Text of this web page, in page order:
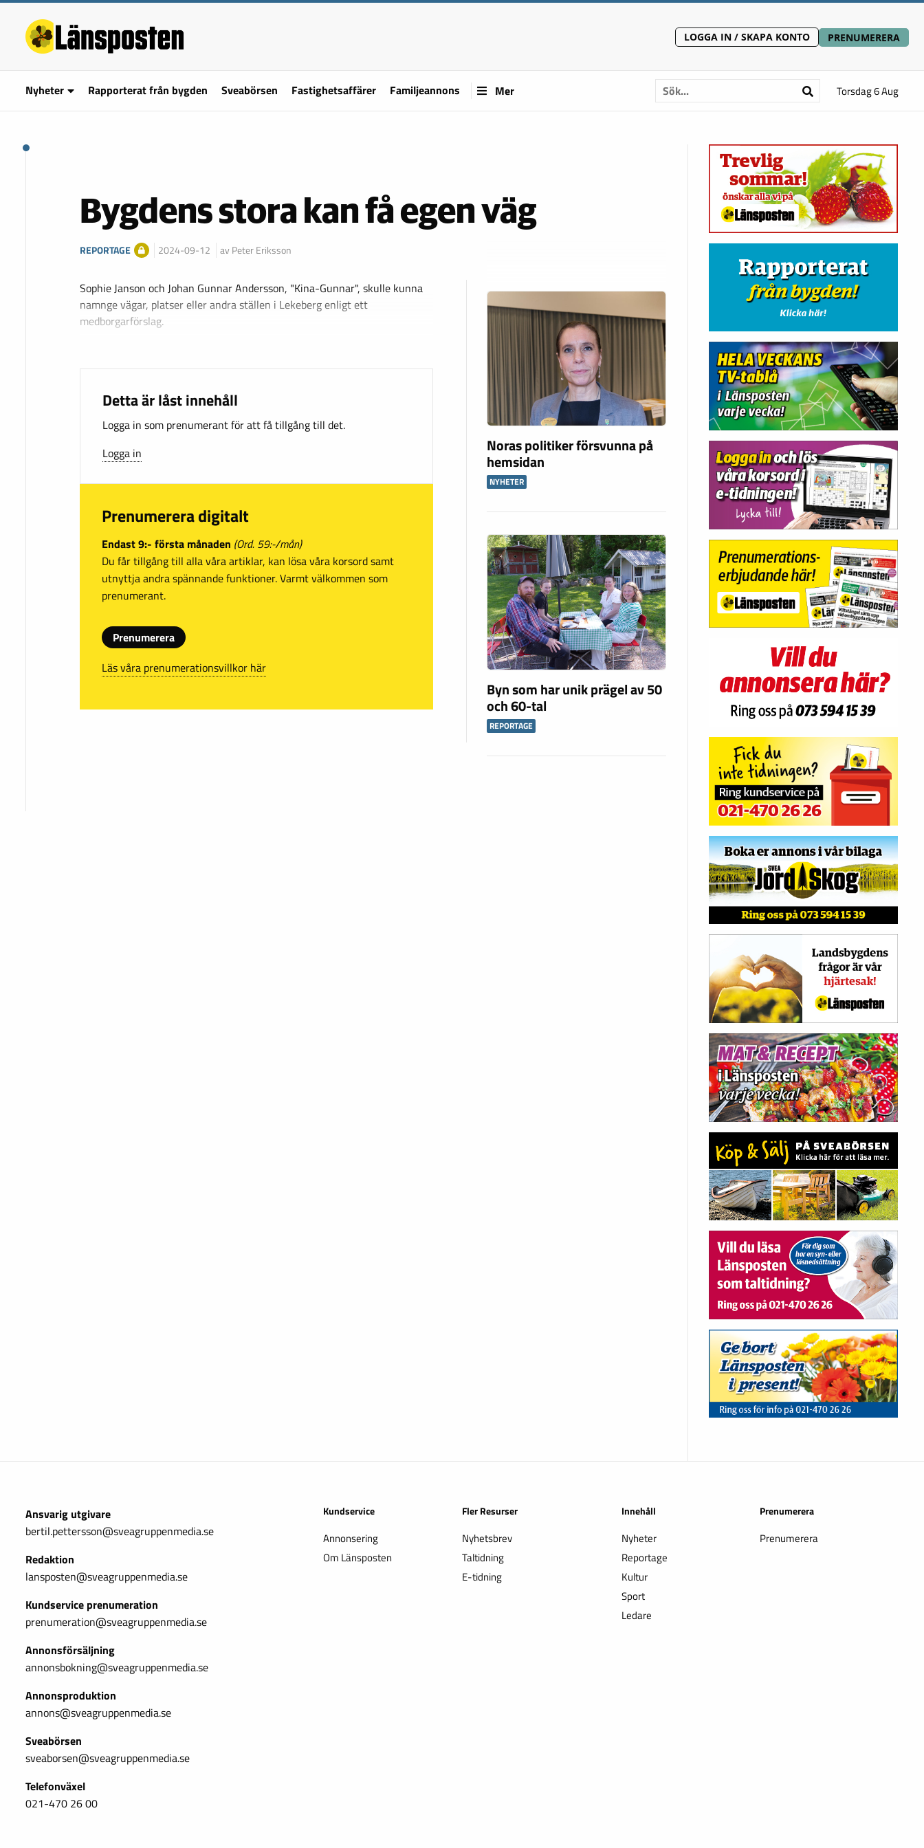
LOGGA IN / SKAPA KONTO PRENUMERERA
Nyheter Rapporterat från bygden Sveabörsen Fastighetsaffärer Familjeannons Mer Torsdag 6 Aug
Bygdens stora kan få egen väg
REPORTAGE 2024-09-12 av Peter Eriksson
Sophie Janson och Johan Gunnar Andersson, "Kina-Gunnar", skulle kunna
namnge vägar, platser eller andra ställen i Lekeberg enligt ett
medborgarförslag.
Detta är låst innehåll
Logga in som prenumerant för att få tillgång till det.
Logga in
Prenumerera digitalt
Endast 9:- första månaden (Ord. 59:-/mån)
Du får tillgång till alla våra artiklar, kan lösa våra korsord samt
utnyttja andra spännande funktioner. Varmt välkommen som
prenumerant.
Prenumerera
Läs våra prenumerationsvillkor här
Noras politiker försvunna på
hemsidan
NYHETER
Byn som har unik prägel av 50
och 60-tal
REPORTAGE
Ansvarig utgivare
bertil.pettersson@sveagruppenmedia.se
Redaktion
lansposten@sveagruppenmedia.se
Kundservice prenumeration
prenumeration@sveagruppenmedia.se
Annonsförsäljning
annonsbokning@sveagruppenmedia.se
Annonsproduktion
annons@sveagruppenmedia.se
Sveabörsen
sveaborsen@sveagruppenmedia.se
Telefonväxel
021-470 26 00
Kundservice
Annonsering
Om Länsposten
Fler Resurser
Nyhetsbrev
Taltidning
E-tidning
Innehåll
Nyheter
Reportage
Kultur
Sport
Ledare
Prenumerera
Prenumerera